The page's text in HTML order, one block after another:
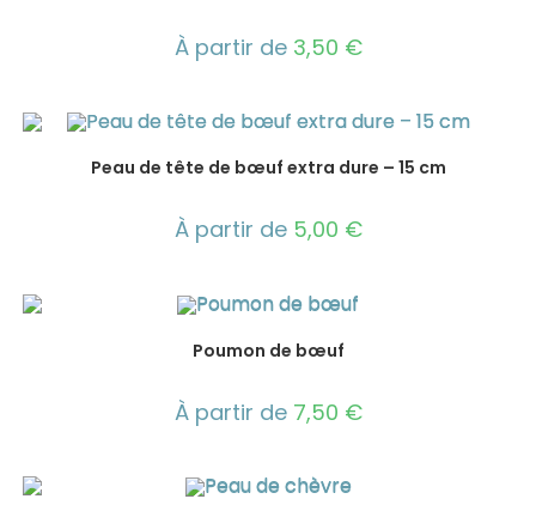
À partir de 3,50 €
Peau de tête de bœuf extra dure – 15 cm
À partir de 5,00 €
Poumon de bœuf
À partir de 7,50 €